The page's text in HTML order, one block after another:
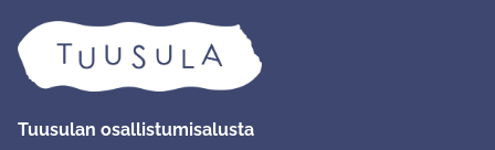
Tuusulan osallistumisalusta